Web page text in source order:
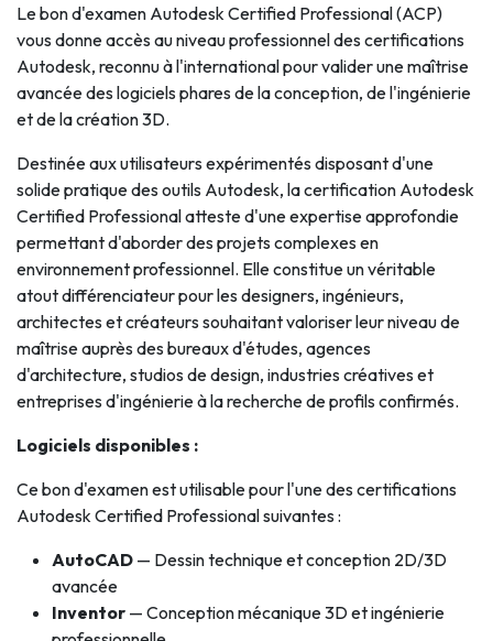
Le bon d'examen Autodesk Certified Professional (ACP)
vous donne accès au niveau professionnel des certifications
Autodesk, reconnu à l'international pour valider une maîtrise
avancée des logiciels phares de la conception, de l'ingénierie
et de la création 3D.
Destinée aux utilisateurs expérimentés disposant d'une
solide pratique des outils Autodesk, la certification Autodesk
Certified Professional atteste d'une expertise approfondie
permettant d'aborder des projets complexes en
environnement professionnel. Elle constitue un véritable
atout différenciateur pour les designers, ingénieurs,
architectes et créateurs souhaitant valoriser leur niveau de
maîtrise auprès des bureaux d'études, agences
d'architecture, studios de design, industries créatives et
entreprises d'ingénierie à la recherche de profils confirmés.
Logiciels disponibles :
Ce bon d'examen est utilisable pour l'une des certifications
Autodesk Certified Professional suivantes :
AutoCAD — Dessin technique et conception 2D/3D
avancée
Inventor — Conception mécanique 3D et ingénierie